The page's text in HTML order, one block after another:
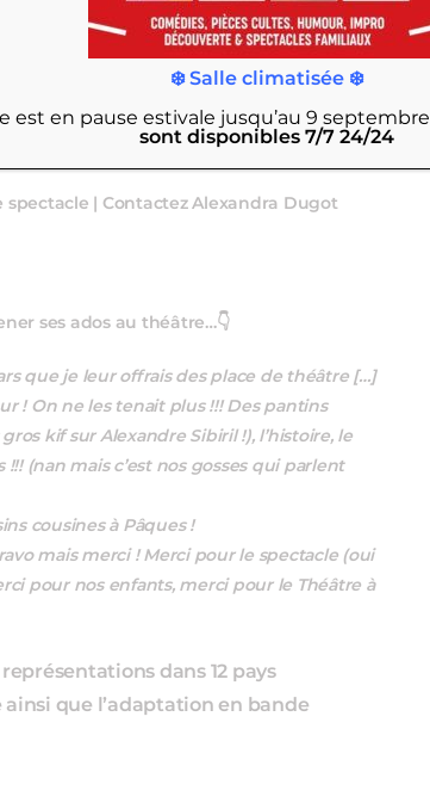
spectacle | Contactez Alexandra Dugot
ses ados au théâtre…👇
que je leur offrais des place de théâtre […]
! On ne les tenait plus !!! Des pantins
kif sur Alexandre Sibiril !), l’histoire, le
(nan mais c’est nos gosses qui parlent
cousines à Pâques !
mais merci ! Merci pour le spectacle (oui
pour nos enfants, merci pour le Théâtre à
dans 12 pays
que l’adaptation en bande
❄️ Salle climatisée ❄️
est en pause estivale jusqu’au 9 septembre
sont disponibles 7/7 24/24